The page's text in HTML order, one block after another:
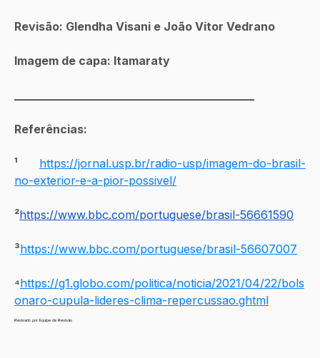
Revisão: Glendha Visani e João Vitor Vedrano
Imagem de capa: Itamaraty
Referências:
¹
https://jornal.usp.br/radio-usp/imagem-do-brasil-
no-exterior-e-a-pior-possivel/
²https://www.bbc.com/portuguese/brasil-56661590
³https://www.bbc.com/portuguese/brasil-56607007
⁴https://g1.globo.com/politica/noticia/2021/04/22/bols
onaro-cupula-lideres-clima-repercussao.ghtml
Revisado por Equipe de Revisão